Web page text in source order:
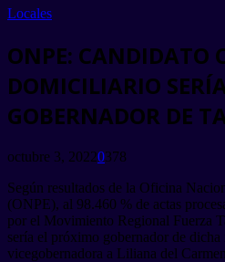
Locales
ONPE: CANDIDATO
DOMICILIARIO
GOBERNADOR DE
octubre 3, 20220378
Según resultados de la Oficina
(ONPE), al 98.460 % de actas
por el Movimiento Regional Fuerza
sería el próximo gobernador de
vicegobernadora a Liliana del